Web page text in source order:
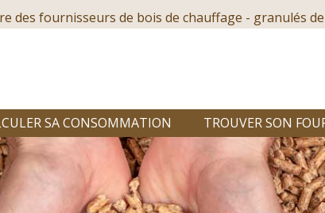
des fournisseurs de bois de chauffage - granulés
SA CONSOMMATION TROUVER SON